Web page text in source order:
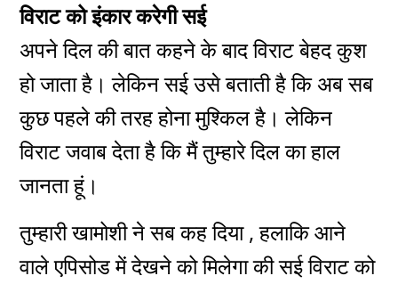
विराट को इंकार करेगी सई
अपने दिल की बात कहने के बाद विराट बेहद कुश
हो जाता है। लेकिन सई उसे बताती है कि अब सब
कुछ पहले की तरह होना मुश्किल है। लेकिन
विराट जवाब देता है कि मैं तुम्हारे दिल का हाल
जानता हूं।
तुम्हारी खामोशी ने सब कह दिया , हलाकि आने
वाले एपिसोड में देखने को मिलेगा की सई विराट को